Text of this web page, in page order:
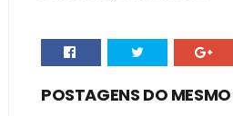
POSTAGENS DO